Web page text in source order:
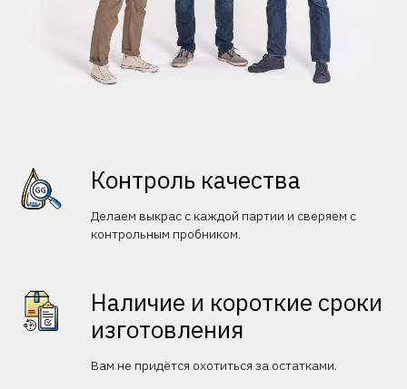
Контроль качества
Делаем выкрас с каждой партии и сверяем с
контрольным пробником.
Наличие и короткие сроки
изготовления
Вам не придётся охотиться за остатками.